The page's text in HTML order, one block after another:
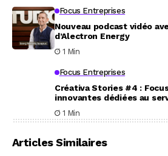
Focus Entreprises
Nouveau podcast vidéo
d’Alectron Energy
1 Min
Focus Entreprises
Créativa Stories #4 :
innovantes dédiées au
1 Min
Articles Similaires